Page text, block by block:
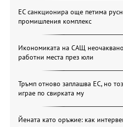
ЕС санкционира още петима
промишления комплекс
Икономиката на САЩ
работни места през юли
Тръмп отново заплашва ЕС, но
играе по свирката му
Йената като оръжие: как